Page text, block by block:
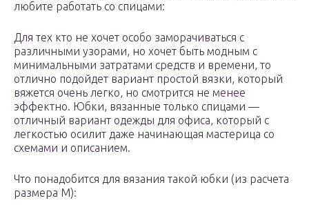
любите работать со спицами:
Для тех кто не хочет особо заморачиваться с
различными узорами, но хочет быть модным с
минимальными затратами средств и времени, то
отлично подойдет вариант простой вязки, который
вяжется очень легко, но смотрится не менее
эффектно. Юбки, вязанные только спицами —
отличный вариант одежды для офиса, который с
легкостью осилит даже начинающая мастерица со
схемами и описанием.
Что понадобится для вязания такой юбки (из расчета
размера М):